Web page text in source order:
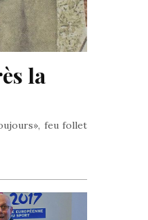
la
feu follet